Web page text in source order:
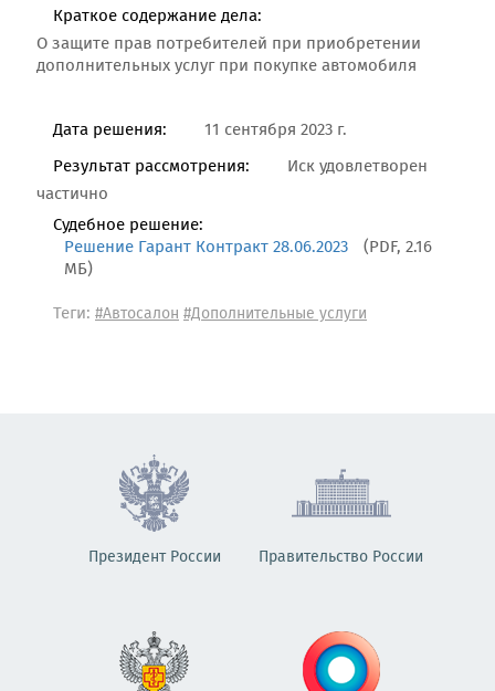
Краткое содержание дела:
О защите прав потребителей при приобретении
дополнительных услуг при покупке автомобиля
Дата решения:
11 сентября 2023 г.
Результат рассмотрения:
Иск удовлетворен
частично
Судебное решение:
Решение Гарант Контракт 28.06.2023 (PDF, 2.16
МБ)
Теги: #Автосалон#Дополнительные услуги
Президент России Правительство России